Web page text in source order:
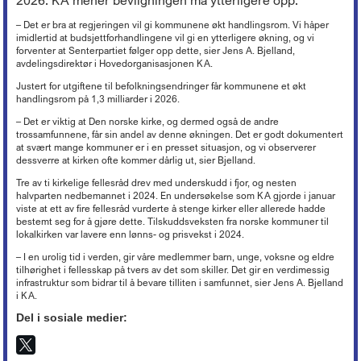
Kronikker og debattinnlegg
Nyheter om KA
Oppfølging av sykefravær
Rett til redusert arbeidstid
Avvikling av arbeidsforhold
Advarsel
Vurdering ved ledig stilling
Arbeidstaker eller oppdragstaker?
Seksuell trakassering og overgrep
Varsling
Reglementer
Boka «Ledelse og organisering i kristne virksomheter»
Nyhetsbrev fra KA Lederakademi
Hovedtariffavtalen - organisasjonsmedlemmer
Sentrale særavtaler
Lønnssystem på KA-sektoren
Pensjonsordninger
Samarbeid og medbestemmelse
Tillitsvalgtordninger på KA-sektoren
Opplæring og utvikling (OU)
Lokale forhandlinger
Tariffordliste
Tariff 2022
Tariff 2021
Tariff 2020
Tariff 2019
Tariff 2018
Tariff 2017
Tariff 2016
Tariff 2015
Gamle tariffavtaler
Kirkekontrollen 2025
Ordna eiendom
Endringer på kirkebygg
Istandsetting av middelalderkirker i stein
Kirkeinventar
Energi og Enøk
Eiendomsforhold
Offentlige anskaffelser
Verktøy for tilstandsanalyse
Orgel
Kirkebygg og identitet
Karttjenester
Nettverk for kirkebyggforvaltere
Riksantikvarens tilskudd til konservering av kirkekunst
Døgnåpen beredskapstelefon
Beredskap i egen virksomhet
Brannsikring av kirker
Innbrudds- og tyverisikring
Verdibergingsplan (restverdiredning)
Håndtering av naturfare
Trossamfunnslov og kirkeordning
Økonomiforskriften
God kommunal regnskapsskikk
Årsoppgjør, årsregnskap, årsberetning
Merverdiavgift i gravplassforvaltningen
Momskompensasjon
Ti tips - økonomi i kirkelig fellesråd
Avtaler mellom kommunen og kirkelig fellesråd om tjenesteyting
Offentlige anskaffelser
Planarbeid
Organisasjon og forvaltning +
Lokal organisasjonsutvikling
Forsikringsordninger for arbeidsgivere
Støtte til deltakelse på yrkesmesse
Støtteordninger for undervisningsansatte
Arkiv
Mediehåndtering ved begravelser
Digitalisering +
Frivillig digitaliseringsavgift
Gravplass
Kirkebygg
Lønn, personal og regnskap
Kopiering (Kopinor)
Musikkfremføring (Tono)
Overføring av gudstjenester (strømming)
Digitale musikkrettigheter
Filmvisning i Den norske kirke
Bruk av bilder
Barnehage +
Barnehage i KA
PBL-medlemskap gjennom KA
Krav om eget rettssubjekt
Barnehager og pensjon
Inkluderende arbeidsliv i barnehager
Høringsuttalelser +
Høringsuttalelser f.o.m. 2017
Høringsuttalelser t.o.m. 2016
Kurs og konferanser
Nettbutikk
– Det er bra at regjeringen vil gi kommunene økt handlingsrom. Vi håper
imidlertid at budsjettforhandlingene vil gi en ytterligere økning, og vi
forventer at Senterpartiet følger opp dette, sier Jens A. Bjelland,
avdelingsdirektør i Hovedorganisasjonen KA.
Justert for utgiftene til befolkningsendringer får kommunene et økt
handlingsrom på 1,3 milliarder i 2026.
– Det er viktig at Den norske kirke, og dermed også de andre
trossamfunnene, får sin andel av denne økningen. Det er godt dokumentert
at svært mange kommuner er i en presset situasjon, og vi observerer
dessverre at kirken ofte kommer dårlig ut, sier Bjelland.
Tre av ti kirkelige fellesråd drev med underskudd i fjor, og nesten
halvparten nedbemannet i 2024. En undersøkelse som KA gjorde i januar
viste at ett av fire fellesråd vurderte å stenge kirker eller allerede hadde
bestemt seg for å gjøre dette. Tilskuddsveksten fra norske kommuner til
lokalkirken var lavere enn lønns- og prisvekst i 2024.
– I en urolig tid i verden, gir våre medlemmer barn, unge, voksne og eldre
tilhørighet i fellesskap på tvers av det som skiller. Det gir en verdimessig
infrastruktur som bidrar til å bevare tilliten i samfunnet, sier Jens A. Bjelland
i KA.
Del i sosiale medier: